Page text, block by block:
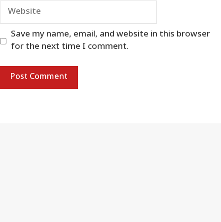
Website
Save my name, email, and website in this browser
for the next time I comment.